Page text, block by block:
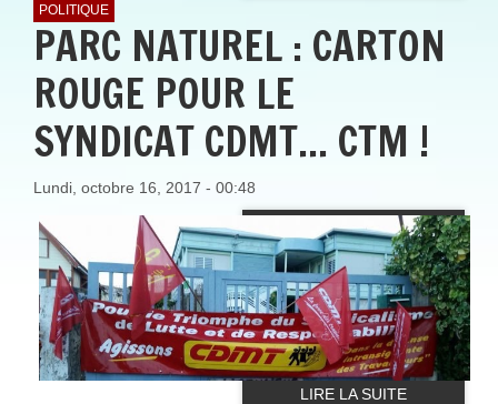
POLITIQUE
PARC NATUREL : CARTON
ROUGE POUR LE
SYNDICAT CDMT... CTM !
Lundi, octobre 16, 2017 - 00:48
LIRE LA SUITE